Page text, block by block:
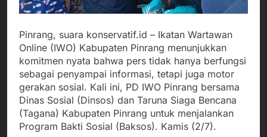
Pinrang, suara konservatif.id – Ikatan Wartawan
Online (IWO) Kabupaten Pinrang menunjukkan
komitmen nyata bahwa pers tidak hanya berfungsi
sebagai penyampai informasi, tetapi juga motor
gerakan sosial. Kali ini, PD IWO Pinrang bersama
Dinas Sosial (Dinsos) dan Taruna Siaga Bencana
(Tagana) Kabupaten Pinrang untuk menjalankan
Program Bakti Sosial (Baksos). Kamis (2/7).